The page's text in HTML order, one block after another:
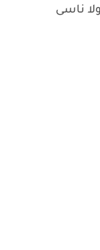
ناسى